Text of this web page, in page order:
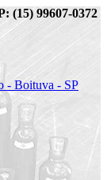
(15) 99607-0372